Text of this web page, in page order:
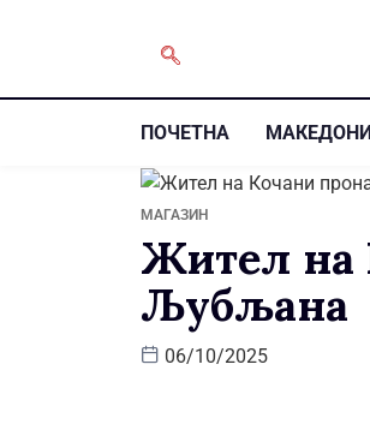
ПОЧЕТНА
МАГАЗИН
Жител на
Љубљана
06/10/2025